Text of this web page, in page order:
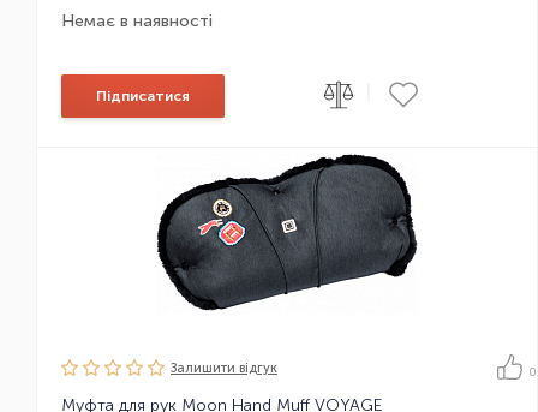
Немає в наявності
Підписатися
Залишити вiдгук 0
Муфта для рук Moon Hand Muff VOYAGE